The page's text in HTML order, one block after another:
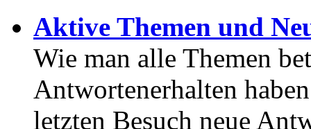
Aktive Themen und
Wie man alle Themen
Antwortenerhalten
letzten Besuch neue